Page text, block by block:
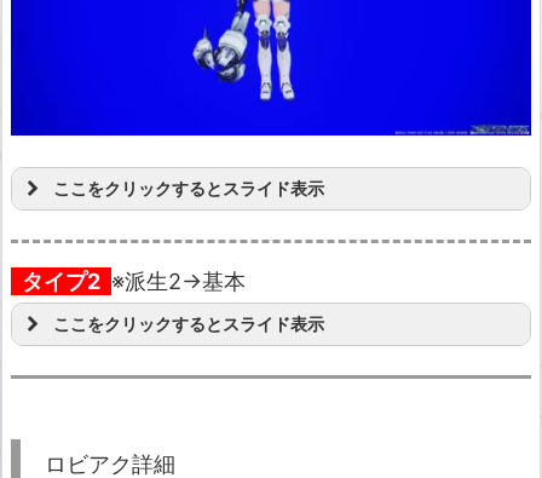
ここをクリックするとスライド表示
タイプ2 ※派生2→基本
ここをクリックするとスライド表示
ロビアク詳細